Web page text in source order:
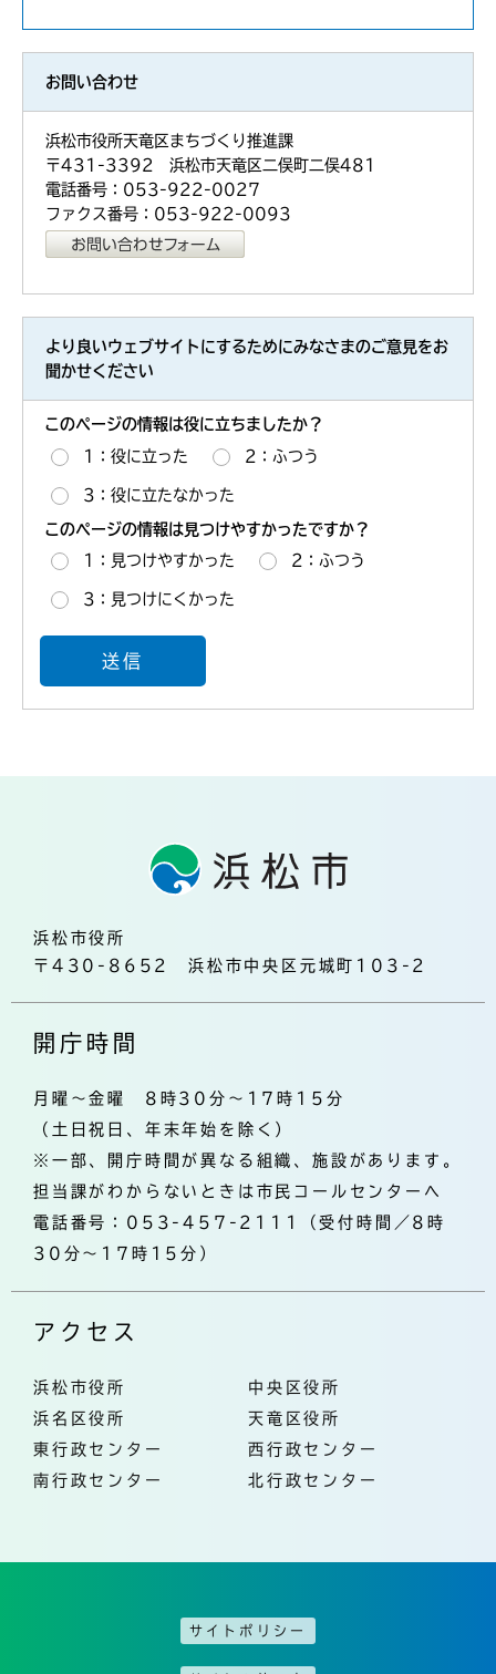
お問い合わせ
浜松市役所天竜区まちづくり推進課
〒431-3392 浜松市天竜区二俣町二俣481
電話番号：053-922-0027
ファクス番号：053-922-0093
より良いウェブサイトにするためにみなさまのご意見をお
聞かせください
このページの情報は役に立ちましたか？
1：役に立った 2：ふつう
3：役に立たなかった
このページの情報は見つけやすかったですか？
1：見つけやすかった 2：ふつう
3：見つけにくかった
浜松市役所
〒430-8652 浜松市中央区元城町103-2
開庁時間
月曜～金曜 8時30分～17時15分
（土日祝日、年末年始を除く）
※一部、開庁時間が異なる組織、施設があります。
担当課がわからないときは市民コールセンターへ
電話番号：053-457-2111（受付時間／8時
30分～17時15分）
アクセス
浜松市役所
中央区役所
浜名区役所
天竜区役所
東行政センター
西行政センター
南行政センター
北行政センター
サイトポリシー